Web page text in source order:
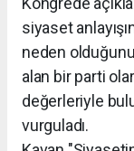
siyaset
neden
alan bir parti
değerleriyle
vurguladı.